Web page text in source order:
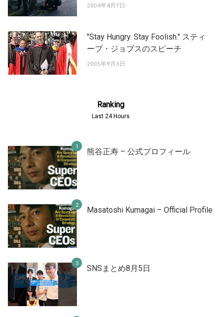
2004年4月7日
"Stay Hungry. Stay Foolish." スティ
ーブ・ジョブスのスピーチ
2005年9月3日
Ranking
Last 24 Hours
熊谷正寿 – 公式プロフィール
Masatoshi Kumagai – Official Profile
SNSまとめ8月5日